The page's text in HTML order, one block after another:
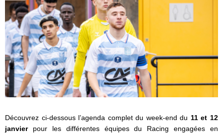
Découvrez ci-dessous l’agenda complet du week-end du 11 et 12
janvierpour les différentes équipes du Racing engagées en